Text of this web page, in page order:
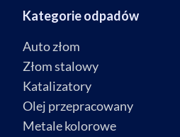
Kategorie odpadów
Auto złom
Złom stalowy
Katalizatory
Olej przepracowany
Metale kolorowe